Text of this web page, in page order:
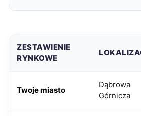
ZESTAWIENIE
RYNKOWE
Twoje miasto
Dąbrowa
Górnicza